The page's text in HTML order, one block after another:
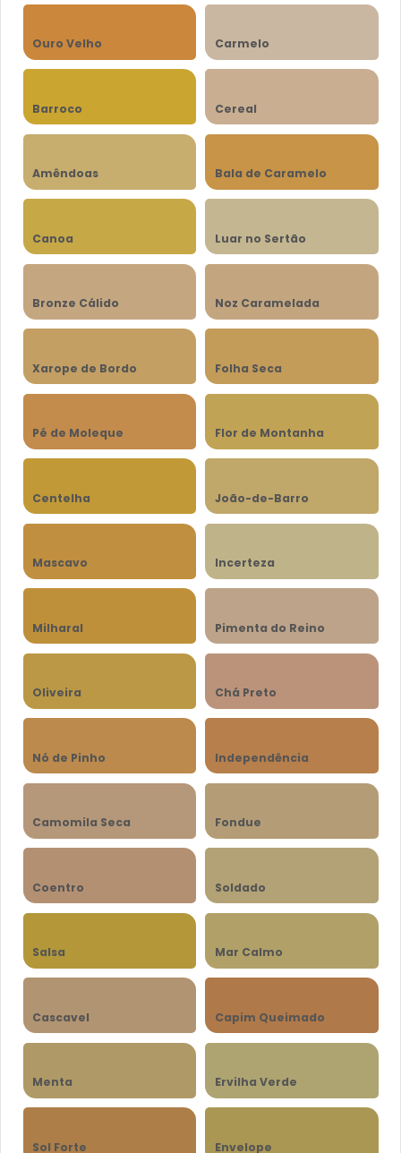
Ouro Velho Carmelo
Barroco Cereal
Amêndoas Bala de Caramelo
Canoa Luar no Sertão
Bronze Cálido Noz Caramelada
Xarope de Bordo Folha Seca
Pé de Moleque Flor de Montanha
Centelha João-de-Barro
Mascavo Incerteza
Milharal Pimenta do Reino
Oliveira Chá Preto
Nó de Pinho Independência
Camomila Seca Fondue
Coentro Soldado
Salsa Mar Calmo
Cascavel Capim Queimado
Menta Ervilha Verde
Sol Forte Envelope